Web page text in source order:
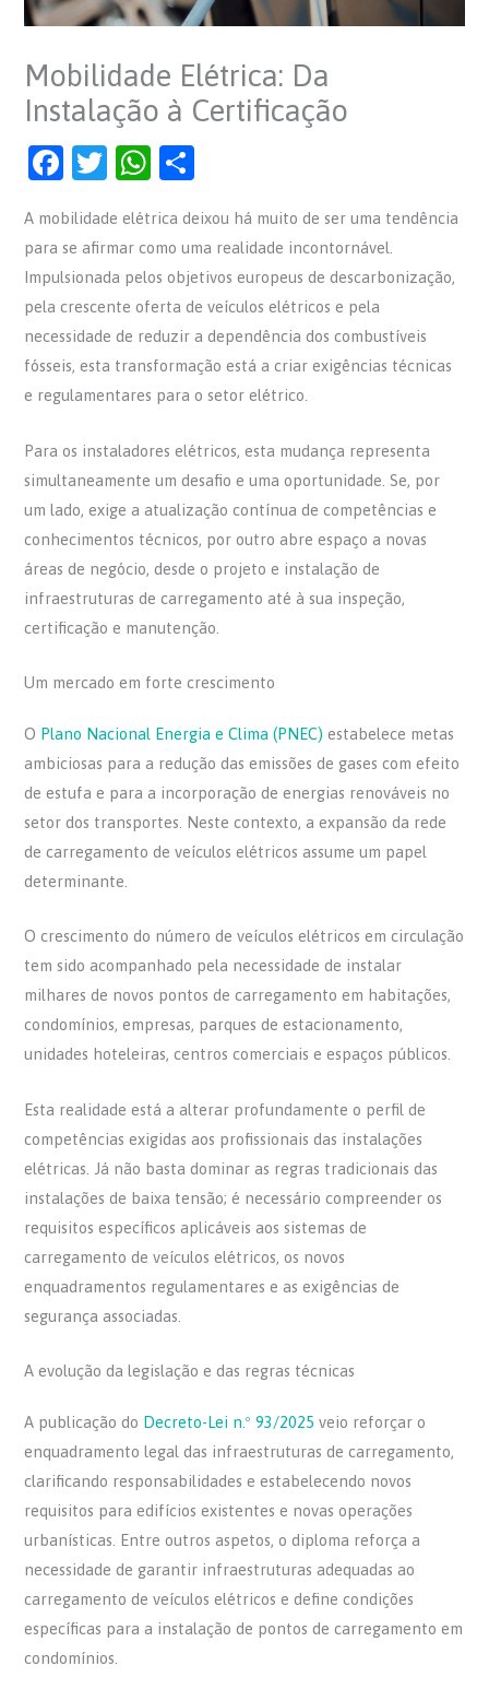
Mobilidade Elétrica: Da
Instalação à Certificação
F
c
e
b
o
o
k
T
itt
er
W
at
s
A
p
p
ar
e
A mobilidade elétrica deixou há muito de ser uma tendência
para se afirmar como uma realidade incontornável.
Impulsionada pelos objetivos europeus de descarbonização,
pela crescente oferta de veículos elétricos e pela
necessidade de reduzir a dependência dos combustíveis
fósseis, esta transformação está a criar exigências técnicas
e regulamentares para o setor elétrico.
Para os instaladores elétricos, esta mudança representa
simultaneamente um desafio e uma oportunidade. Se, por
um lado, exige a atualização contínua de competências e
conhecimentos técnicos, por outro abre espaço a novas
áreas de negócio, desde o projeto e instalação de
infraestruturas de carregamento até à sua inspeção,
certificação e manutenção.
Um mercado em forte crescimento
O Plano Nacional Energia e Clima (PNEC) estabelece metas
ambiciosas para a redução das emissões de gases com efeito
de estufa e para a incorporação de energias renováveis no
setor dos transportes. Neste contexto, a expansão da rede
de carregamento de veículos elétricos assume um papel
determinante.
O crescimento do número de veículos elétricos em circulação
tem sido acompanhado pela necessidade de instalar
milhares de novos pontos de carregamento em habitações,
condomínios, empresas, parques de estacionamento,
unidades hoteleiras, centros comerciais e espaços públicos.
Esta realidade está a alterar profundamente o perfil de
competências exigidas aos profissionais das instalações
elétricas. Já não basta dominar as regras tradicionais das
instalações de baixa tensão; é necessário compreender os
requisitos específicos aplicáveis aos sistemas de
carregamento de veículos elétricos, os novos
enquadramentos regulamentares e as exigências de
segurança associadas.
A evolução da legislação e das regras técnicas
A publicação do Decreto-Lei n.º 93/2025 veio reforçar o
enquadramento legal das infraestruturas de carregamento,
clarificando responsabilidades e estabelecendo novos
requisitos para edifícios existentes e novas operações
urbanísticas. Entre outros aspetos, o diploma reforça a
necessidade de garantir infraestruturas adequadas ao
carregamento de veículos elétricos e define condições
específicas para a instalação de pontos de carregamento em
condomínios.